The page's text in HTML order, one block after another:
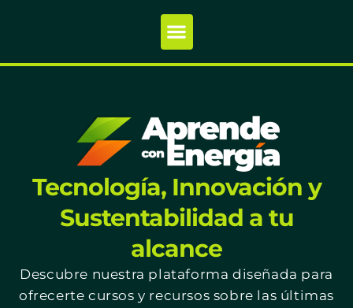
Tecnología, Innovación y
Sustentabilidad a tu
alcance
Descubre nuestra plataforma diseñada para
ofrecerte cursos y recursos sobre las últimas